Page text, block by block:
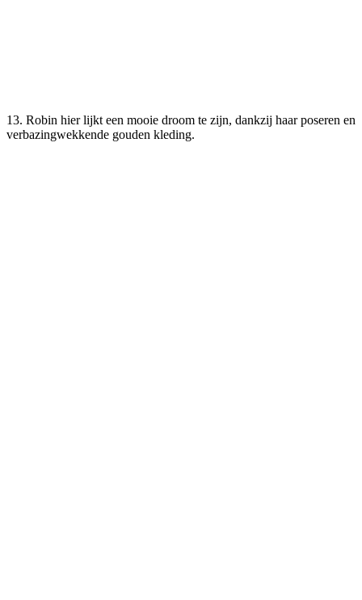
13. Robin hier lijkt een mooie droom te zijn, dankzij haar poseren en
verbazingwekkende gouden kleding.